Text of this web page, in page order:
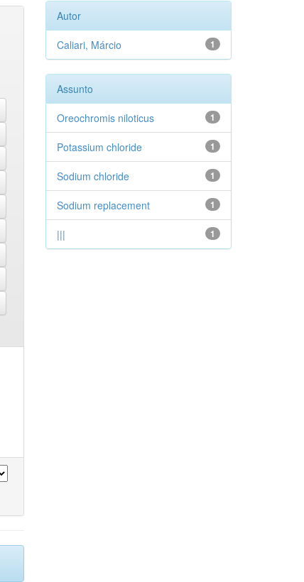
Autor
1
Caliari, Márcio
Assunto
1
Oreochromis niloticus
1
Potassium chloride
1
Sodium chloride
1
Sodium replacement
1
|||